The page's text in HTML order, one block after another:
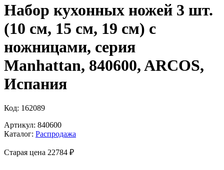
Набор кухонных ножей 3 шт.
(10 см, 15 см, 19 см) с
ножницами, серия
Manhattan, 840600, ARCOS,
Испания
Код: 162089
Артикул: 840600
Каталог: Распродажа
Старая цена 22784 ₽